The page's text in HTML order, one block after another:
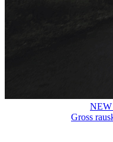
Gross